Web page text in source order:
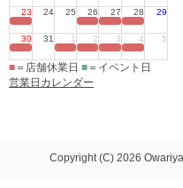
23 24 25 26 27 28 29
30 31 1 2 3 4 5
■ ＝店舗休業日 ■ ＝イベント日
営業日カレンダー
Copyright (C) 2026